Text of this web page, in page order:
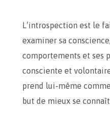
L’introspection est le
examiner sa
comportements et ses
consciente et
prend lui-même
but de mieux se